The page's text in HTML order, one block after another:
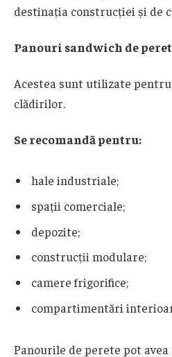
destinația construcției și de
Panouri sandwich de
Acestea sunt utilizate
clădirilor.
Se recomandă pentru:
hale industriale;
spații comerciale;
depozite;
construcții modulare;
camere frigorifice;
compartimentări
Panourile de perete pot